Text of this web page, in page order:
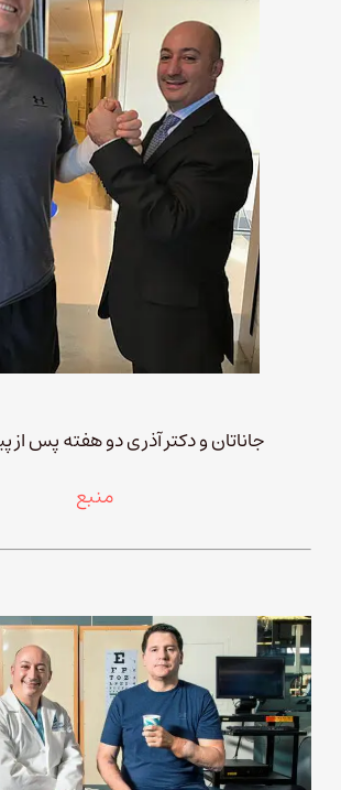
جاناتان و دکتر آذری دو هفته پس
منبع